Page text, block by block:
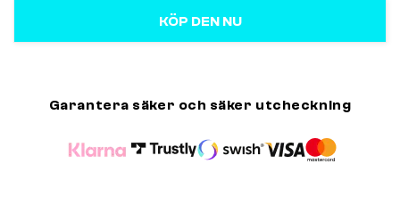
KÖP DEN NU
Garantera säker och säker utcheckning